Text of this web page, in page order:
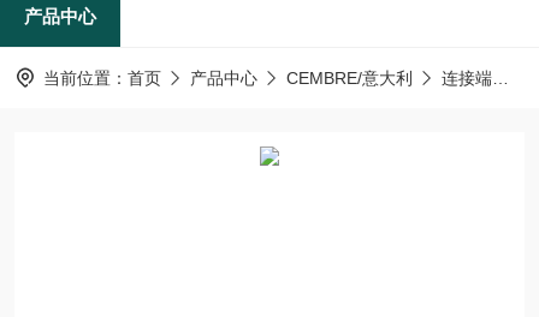
产品中心
当前位置： 首页 产品中心 CEMBRE/意大利 连接端子